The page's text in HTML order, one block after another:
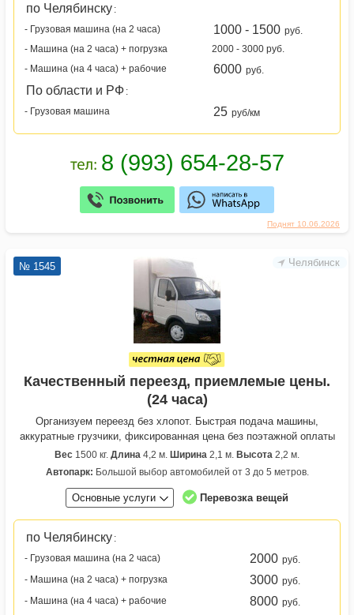
Поднят 10.06.2026
по Челябинску :
- Грузовая машина (на 2 часа)
1000 - 1500 руб.
- Машина (на 2 часа) + погрузка
2000 - 3000 руб.
- Машина (на 4 часа) + рабочие
6000 руб.
По области и РФ :
- Грузовая машина
25 руб/км
Челябинск
№ 1545
Качественный переезд, приемлемые цены.
(24 часа)
Организуем переезд без хлопот. Быстрая подача машины,
аккуратные грузчики, фиксированная цена без поэтажной оплаты
Вес 1500 кг. Длина 4,2 м. Ширина 2,1 м. Высота 2,2 м.
Автопарк: Большой выбор автомобилей от 3 до 5 метров.
Основные услуги Перевозка вещей
по Челябинску :
- Грузовая машина (на 2 часа)
2000 руб.
- Машина (на 2 часа) + погрузка
3000 руб.
- Машина (на 4 часа) + рабочие
8000 руб.